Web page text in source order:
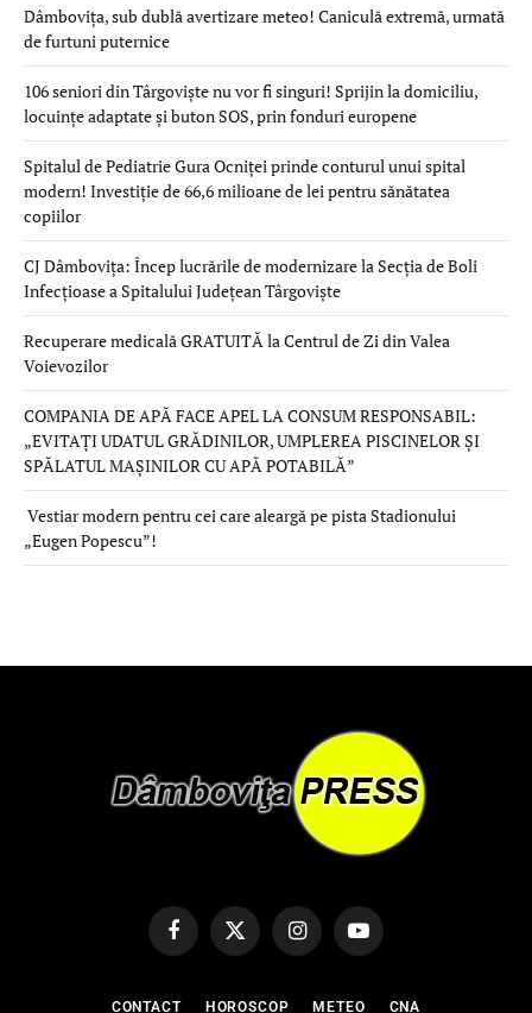
Dâmbovița, sub dublă avertizare meteo! Caniculă extremă, urmată
de furtuni puternice
106 seniori din Târgoviște nu vor fi singuri! Sprijin la domiciliu,
locuințe adaptate și buton SOS, prin fonduri europene
Spitalul de Pediatrie Gura Ocniței prinde conturul unui spital
modern! Investiție de 66,6 milioane de lei pentru sănătatea
copiilor
CJ Dâmbovița: Încep lucrările de modernizare la Secția de Boli
Infecțioase a Spitalului Județean Târgoviște
Recuperare medicală GRATUITĂ la Centrul de Zi din Valea
Voievozilor
COMPANIA DE APĂ FACE APEL LA CONSUM RESPONSABIL:
„EVITAȚI UDATUL GRĂDINILOR, UMPLEREA PISCINELOR ȘI
SPĂLATUL MAȘINILOR CU APĂ POTABILĂ”
Vestiar modern pentru cei care aleargă pe pista Stadionului
„Eugen Popescu”!
FacebookX
(Twitter)
InstagramYouTube
CONTACT HOROSCOP METEO CNA